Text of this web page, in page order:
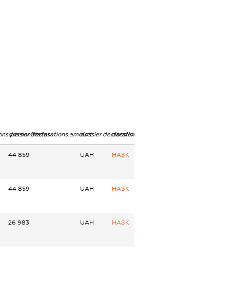
dossier.declarations.amountdossier.declarations.currency
dossier.declarations.source
44 859 UAH НАЗК
44 859 UAH НАЗК
26 983 UAH НАЗК